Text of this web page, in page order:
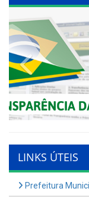
Previous
LINKS ÚTEIS
Prefeitura